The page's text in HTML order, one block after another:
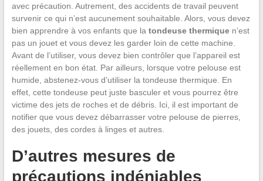
avec précaution. Autrement, des accidents de travail peuvent
survenir ce qui n’est aucunement souhaitable. Alors, vous devez
bien apprendre à vos enfants que la tondeuse thermiquen’est
pas un jouet et vous devez les garder loin de cette machine.
Avant de l’utiliser, vous devez bien contrôler que l’appareil est
réellement en bon état. Par ailleurs, lorsque votre pelouse est
humide, abstenez-vous d’utiliser la tondeuse thermique. En
effet, cette tondeuse peut juste basculer et vous pourrez être
victime des jets de roches et de débris. Ici, il est important de
notifier que vous devez débarrasser votre pelouse de pierres,
des jouets, des cordes à linges et autres.
D’autres mesures de
précautions indéniables